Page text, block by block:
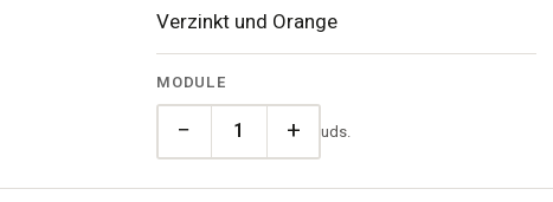
Verzinkt und Orange
MODULE
− + uds.